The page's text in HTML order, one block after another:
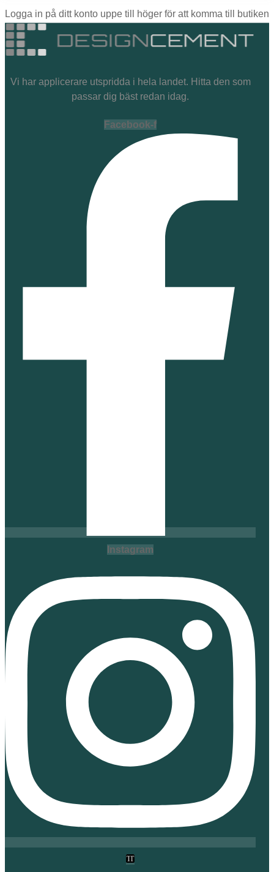
Logga in på ditt konto uppe till höger för att komma till butiken
Vi har applicerare utspridda i hela landet. Hitta den som
passar dig bäst redan idag.
Facebook-f
Instagram